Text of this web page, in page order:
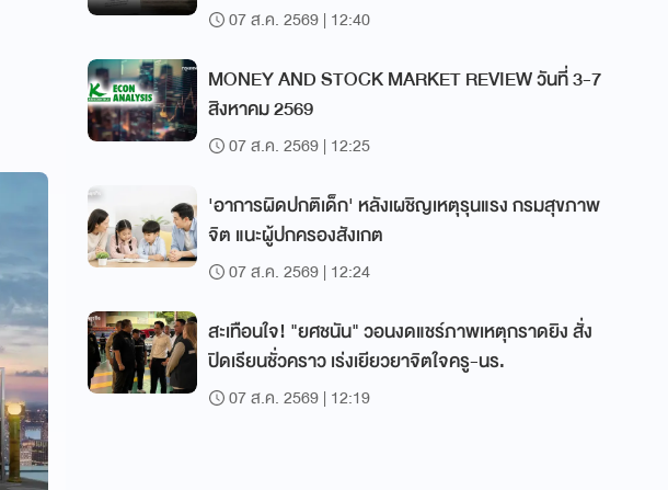
07 ส.ค. 2569 | 12:40
MONEY AND STOCK MARKET REVIEW วันที่ 3-7
สิงหาคม 2569
07 ส.ค. 2569 | 12:25
'อาการผิดปกติเด็ก' หลังเผชิญเหตุรุนแรง กรมสุขภาพ
จิต แนะผู้ปกครองสังเกต
07 ส.ค. 2569 | 12:24
สะเทือนใจ! "ยศชนัน" วอนงดแชร์ภาพเหตุกราดยิง สั่ง
ปิดเรียนชั่วคราว เร่งเยียวยาจิตใจครู-นร.
07 ส.ค. 2569 | 12:19